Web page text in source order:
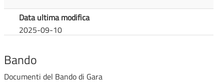
Data ultima modifica
2025-09-10
Bando
Documenti del Bando di Gara